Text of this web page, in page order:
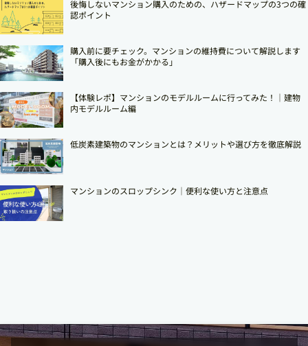
後悔しないマンション購入のための、ハザードマップの3つの確
認ポイント
購入前に要チェック。マンションの維持費について解説します
「購入後にもお金がかかる」
【体験レポ】マンションのモデルルームに行ってみた！｜建物
内モデルルーム編
低炭素建築物のマンションとは？メリットや選び方を徹底解説
マンションのスロップシンク│便利な使い方と注意点